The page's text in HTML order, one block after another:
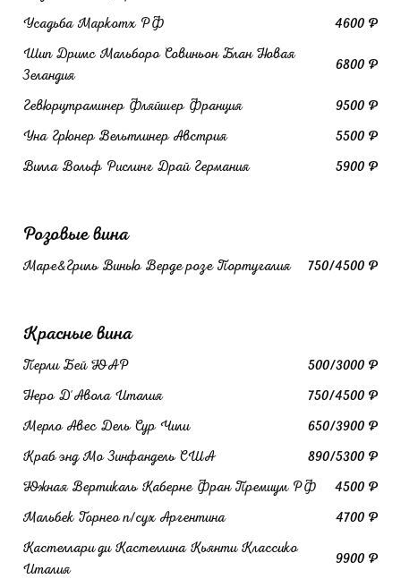
Усадьба Маркотх РФ
4600 ₽
Шип Дримс Мальборо Совиньон Блан Новая
Зеландия
6800 ₽
Гевюрцтраминер Фляйшер Франция
9500 ₽
Уна Грюнер Вельтлинер Австрия
5500 ₽
Вилла Вольф Рислинг Драй Германия
5900 ₽
Розовые вина
Маре&Гриль Винью Верде розе Португалия 750/4500 ₽
Красные вина
Перли Бей ЮАР
500/3000 ₽
Неро Д'Авола Италия
750/4500 ₽
Мерло Авес Дель Сур Чили
650/3900 ₽
Краб энд Мо Зинфандель США
890/5300 ₽
Южная Вертикаль Каберне Фран Премиум РФ
4500 ₽
Мальбек Торнео п/сух Аргентина
4700 ₽
Кастеллари ди Кастеллина Кьянти Классико
Италия
9900 ₽